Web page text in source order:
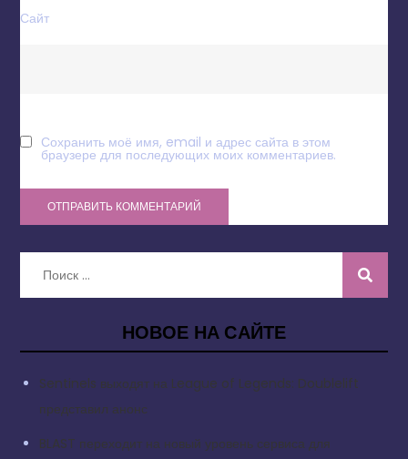
Сайт
Сохранить моё имя, email и адрес сайта в этом
браузере для последующих моих комментариев.
НОВОЕ НА САЙТЕ
Sentinels выходят на League of Legends: Doublelift
представил анонс
BLAST переходит на новый уровень сервиса для